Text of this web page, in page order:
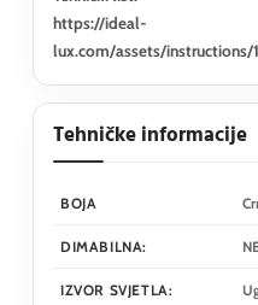
https://ideal-
lux.com/assets/instructions/
Tehničke informacije
BOJA
DIMABILNA:
IZVOR SVJETLA: